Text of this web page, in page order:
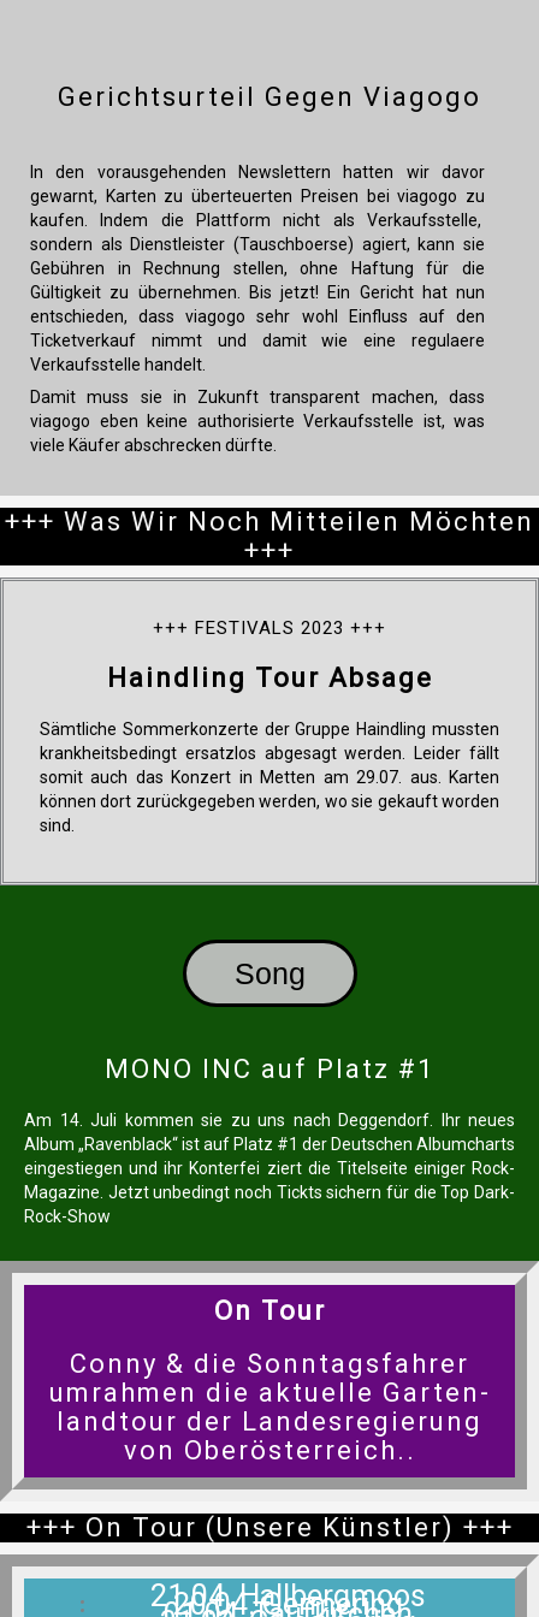
Gerichtsurteil Gegen Viagogo
In den vorausgehenden Newslettern hatten wir davor
gewarnt, Karten zu überteuerten Preisen bei viagogo zu
kaufen.
Indem die Plattform nicht als Verkaufsstelle,
sondern als Dienstleister (Tauschboerse) agiert, kann sie
Gebühren in Rechnung stellen, ohne Haftung für die
Gültigkeit zu übernehmen. Bis jetzt! Ein Gericht hat nun
entschieden, dass viagogo sehr wohl Einfluss auf den
Ticketverkauf nimmt und damit wie eine regulaere
Verkaufsstelle handelt.
Damit muss sie in Zukunft transparent machen, dass
viagogo eben keine authorisierte Verkaufsstelle ist, was
viele Käufer abschrecken dürfte.
+++ Was Wir Noch Mitteilen Möchten
+++
+++ FESTIVALS 2023 +++
Haindling Tour Absage
Sämtliche Sommerkonzerte der Gruppe Haindling mussten
krankheitsbedingt ersatzlos abgesagt werden. Leider fällt
somit auch das Konzert in Metten am 29.07. aus. Karten
können dort zurückgegeben werden, wo sie gekauft worden
sind.
Song
MONO INC auf Platz #1
Am 14. Juli kommen sie zu uns nach Deggendorf. Ihr neues
Album „Ravenblack“ ist auf Platz #1 der Deutschen Albumcharts
eingestiegen und ihr Konterfei ziert die Titelseite einiger Rock-
Magazine. Jetzt unbedingt noch Tickts sichern für die Top Dark-
Rock-Show
On Tour
Conny & die Sonntagsfahrer
umrahmen die aktuelle Garten-
landtour der Landesregierung
von Oberösterreich..
+++ On Tour (unsere Künstler) +++
20.04. Germering
21.04. Hallbergmoos